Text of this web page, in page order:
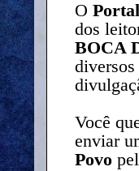
O
dos
BOCA
Você
enviar
Povo